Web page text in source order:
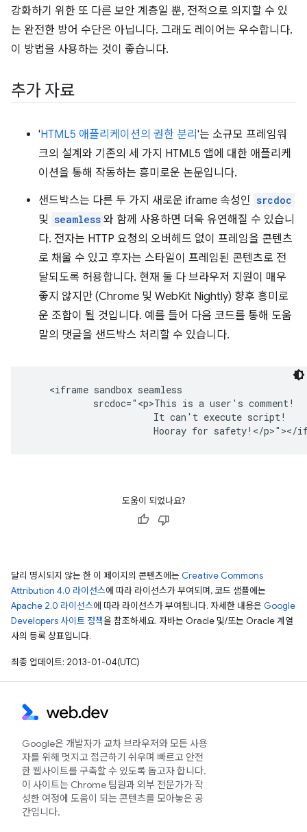
강화하기 위한 또 다른 보안 계층일 뿐, 전적으로 의지할 수 있
는 완전한 방어 수단은 아닙니다. 그래도 레이어는 우수합니다.
이 방법을 사용하는 것이 좋습니다.
추가 자료
'HTML5 애플리케이션의 권한 분리 '는 소규모 프레임워
크의 설계와 기존의 세 가지 HTML5 앱에 대한 애플리케
이션을 통해 작동하는 흥미로운 논문입니다.
샌드박스는 다른 두 가지 새로운 iframe 속성인 srcdoc
및 seamless 와 함께 사용하면 더욱 유연해질 수 있습니
다. 전자는 HTTP 요청의 오버헤드 없이 프레임을 콘텐츠
로 채울 수 있고 후자는 스타일이 프레임된 콘텐츠로 전
달되도록 허용합니다. 현재 둘 다 브라우저 지원이 매우
좋지 않지만 (Chrome 및 WebKit Nightly) 향후 흥미로
운 조합이 될 것입니다. 예를 들어 다음 코드를 통해 도움
말의 댓글을 샌드박스 처리할 수 있습니다.
    <iframe sandbox seamless
            srcdoc="<p>This is a user's comment!
                       It can't execute script!
도움이 되었나요?
달리 명시되지 않는 한 이 페이지의 콘텐츠에는 Creative Commons
Attribution 4.0 라이선스에 따라 라이선스가 부여되며, 코드 샘플에는
Apache 2.0 라이선스에 따라 라이선스가 부여됩니다. 자세한 내용은 Google
Developers 사이트 정책을 참조하세요. 자바는 Oracle 및/또는 Oracle 계열
사의 등록 상표입니다.
최종 업데이트: 2013-01-04(UTC)
Google은 개발자가 교차 브라우저와 모든 사용
자를 위해 멋지고 접근하기 쉬우며 빠르고 안전
한 웹사이트를 구축할 수 있도록 돕고자 합니다.
이 사이트는 Chrome 팀원과 외부 전문가가 작
성한 여정에 도움이 되는 콘텐츠를 모아놓은 공
간입니다.